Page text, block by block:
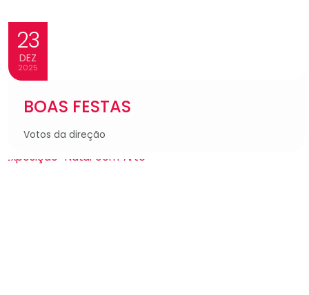
23
DEZ
2025
BOAS FESTAS
Votos da direção